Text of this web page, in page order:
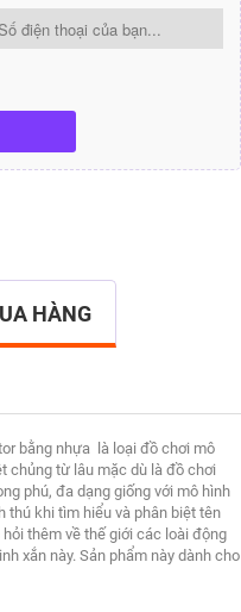
HÀNG
bằng nhựa là loại đồ chơi mô
chủng từ lâu mặc dù là đồ chơi
phú, đa dạng giống với mô hình
thú khi tìm hiểu và phân biệt tên
thêm về thế giới các loài động
xắn này. Sản phẩm này dành cho